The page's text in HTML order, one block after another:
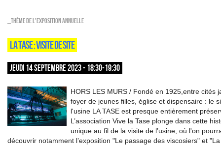
_Thème de l'exposition annuelle
LA TASE : VISITE DE SITE
JEUDI 14 SEPTEMBRE 2023 - 18:30-19:30
HORS LES MURS / Fondé en 1925,entre cités
foyer de jeunes filles, église et dispensaire : le
l'usine LA TASE est presque entièrement
L’association Vive la Tase plonge dans cette
unique au fil de la visite de l’usine, où l'on
découvrir notamment l’exposition "Le passage des viscosiers" et